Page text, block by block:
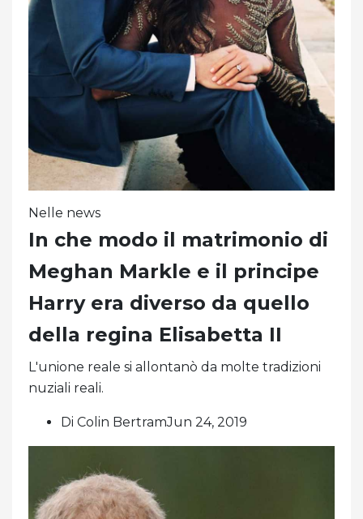
Nelle news
In che modo il matrimonio di
Meghan Markle e il principe
Harry era diverso da quello
della regina Elisabetta II
L'unione reale si allontanò da molte tradizioni
nuziali reali.
Di Colin BertramJun 24, 2019